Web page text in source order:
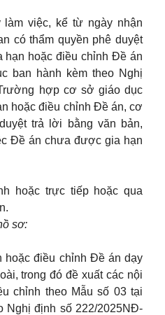
việc, kể từ ngày nhận
có thẩm quyền phê duyệt
hạn hoặc điều chỉnh Đề án
ban hành kèm theo Nghị
hợp cơ sở giáo dục
hoặc điều chỉnh Đề án, cơ
trả lời bằng văn bản,
Đề án chưa được gia hạn
hoặc trực tiếp hoặc qua
sơ:
hoặc điều chỉnh Đề án dạy
, trong đó đề xuất các nội
chỉnh theoMẫu số 03tại
Nghị định số222/2025NĐ-